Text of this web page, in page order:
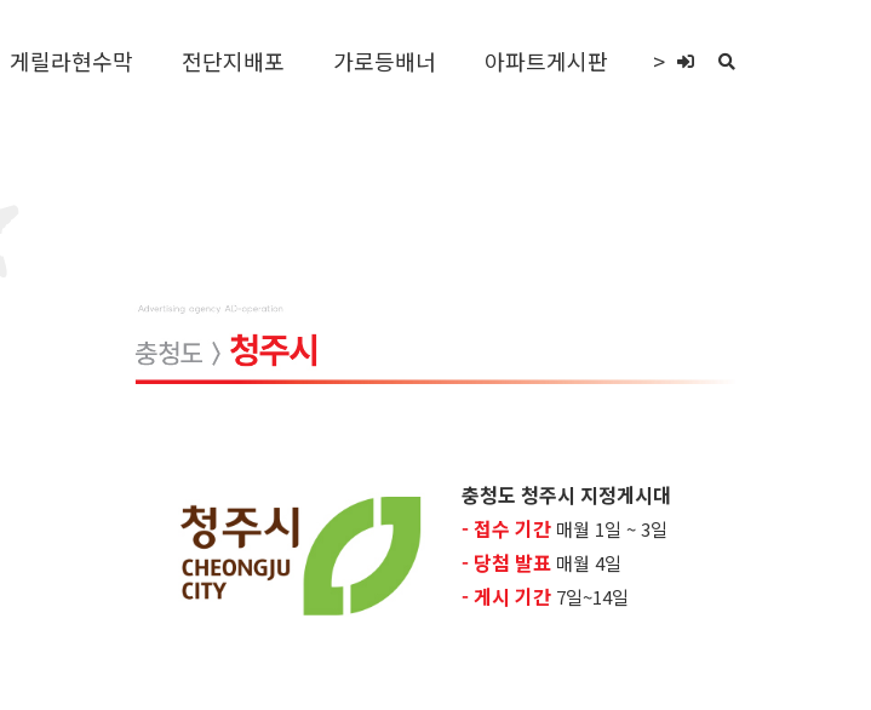
게릴라현수막 전단지배포 가로등배너 아파트게시판 >
충청도 청주시 지정게시대
- 접수 기간매월 1일 ~ 3일
- 당첨 발표매월 4일
- 게시 기간​7일~14일